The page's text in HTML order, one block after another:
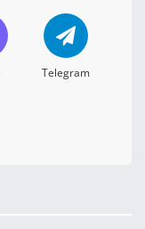
Telegram